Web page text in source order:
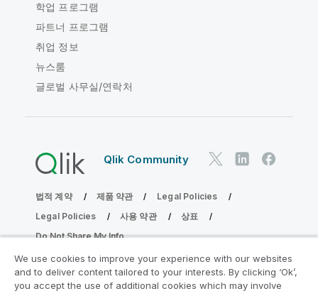
학업 프로그램
파트너 프로그램
취업 정보
뉴스룸
글로벌 사무실/연락처
Qlik Community
법적 계약 제품 약관
Legal Policies
Legal Policies
사용 약관
상표
Do Not Share My Info
Copyright © 1993-2026 QlikTech International AB. 무단 전재
및 복제를 금합니다.
We use cookies to improve your experience with our websites
and to deliver content tailored to your interests. By clicking ‘Ok’,
you accept the use of additional cookies which may involve